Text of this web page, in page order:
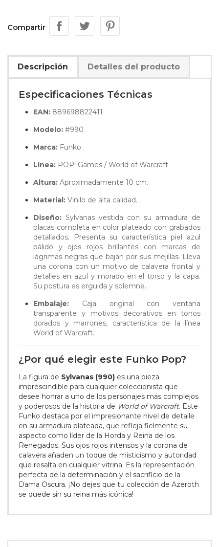
Compartir
Descripción Detalles del producto
Especificaciones Técnicas
EAN: 889698822411
Modelo: #990
Marca: Funko
Línea: POP! Games / World of Warcraft
Altura: Aproximadamente 10 cm.
Material: Vinilo de alta calidad.
Diseño: Sylvanas vestida con su armadura de
placas completa en color plateado con grabados
detallados. Presenta su característica piel azul
pálido y ojos rojos brillantes con marcas de
lágrimas negras que bajan por sus mejillas. Lleva
una corona con un motivo de calavera frontal y
detalles en azul y morado en el torso y la capa.
Su postura es erguida y solemne.
Embalaje: Caja original con ventana
transparente y motivos decorativos en tonos
dorados y marrones, característica de la línea
World of Warcraft.
¿Por qué elegir este Funko Pop?
La figura de Sylvanas (990) es una pieza
imprescindible para cualquier coleccionista que
desee honrar a uno de los personajes más complejos
y poderosos de la historia de World of Warcraft. Este
Funko destaca por el impresionante nivel de detalle
en su armadura plateada, que refleja fielmente su
aspecto como líder de la Horda y Reina de los
Renegados. Sus ojos rojos intensos y la corona de
calavera añaden un toque de misticismo y autoridad
que resalta en cualquier vitrina. Es la representación
perfecta de la determinación y el sacrificio de la
Dama Oscura. ¡No dejes que tu colección de Azeroth
se quede sin su reina más icónica!